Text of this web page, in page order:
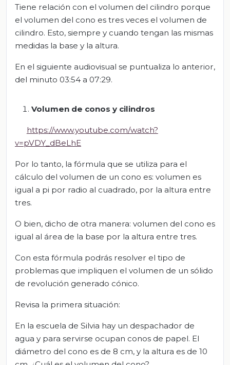
Tiene relación con el volumen del cilindro porque
el volumen del cono es tres veces el volumen de
cilindro. Esto, siempre y cuando tengan las mismas
medidas la base y la altura.
En el siguiente audiovisual se puntualiza lo anterior,
del minuto 03:54 a 07:29.
Volumen de conos y cilindros
https://www.youtube.com/watch?
v=pVDY_dBeLhE
Por lo tanto, la fórmula que se utiliza para el
cálculo del volumen de un cono es: volumen es
igual a pi por radio al cuadrado, por la altura entre
tres.
O bien, dicho de otra manera: volumen del cono es
igual al área de la base por la altura entre tres.
Con esta fórmula podrás resolver el tipo de
problemas que impliquen el volumen de un sólido
de revolución generado cónico.
Revisa la primera situación:
En la escuela de Silvia hay un despachador de
agua y para servirse ocupan conos de papel. El
diámetro del cono es de 8 cm, y la altura es de 10